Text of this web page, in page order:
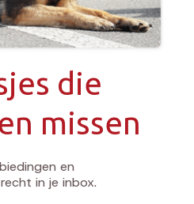
die
missen
en
in je inbox.